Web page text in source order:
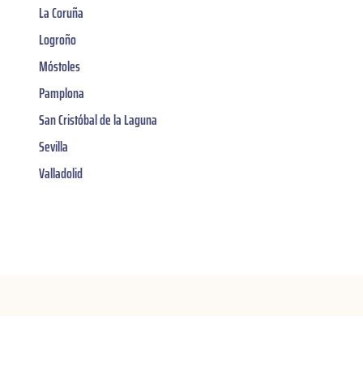
La Coruña
Logroño
Móstoles
Pamplona
San Cristóbal de la Laguna
Sevilla
Valladolid